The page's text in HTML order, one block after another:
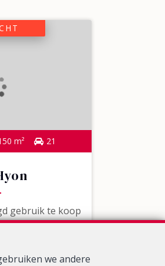
m² 21
gebruik te koop
we andere